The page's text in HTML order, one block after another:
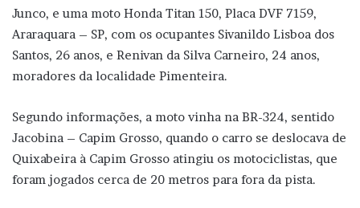
Junco, e uma moto Honda Titan 150, Placa DVF 7159,
Araraquara – SP, com os ocupantes Sivanildo Lisboa dos
Santos, 26 anos, e Renivan da Silva Carneiro, 24 anos,
moradores da localidade Pimenteira.
Segundo informações, a moto vinha na BR-324, sentido
Jacobina – Capim Grosso, quando o carro se deslocava de
Quixabeira à Capim Grosso atingiu os motociclistas, que
foram jogados cerca de 20 metros para fora da pista.